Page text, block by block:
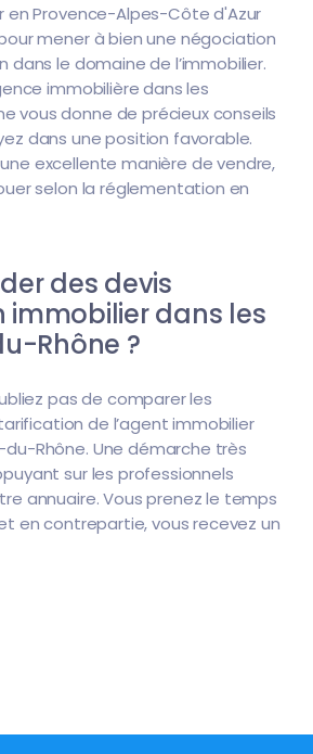
en Provence-Alpes-Côte d'Azur
mener à bien une négociation
le domaine de l’immobilier.
immobilière dans les
vous donne de précieux conseils
dans une position favorable.
excellente manière de vendre,
selon la réglementation en
des devis
immobilier dans les
Rhône ?
pas de comparer les
de l’agent immobilier
Rhône. Une démarche très
sur les professionnels
annuaire. Vous prenez le temps
en contrepartie, vous recevez un